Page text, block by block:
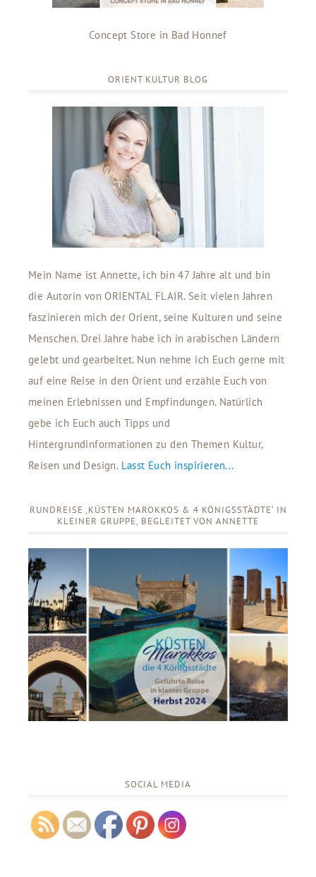
Concept Store in Bad Honnef
ORIENT KULTUR BLOG
Mein Name ist Annette, ich bin 47 Jahre alt und bin
die Autorin von ORIENTAL FLAIR. Seit vielen Jahren
faszinieren mich der Orient, seine Kulturen und seine
Menschen. Drei Jahre habe ich in arabischen Ländern
gelebt und gearbeitet. Nun nehme ich Euch gerne mit
auf eine Reise in den Orient und erzähle Euch von
meinen Erlebnissen und Empfindungen. Natürlich
gebe ich Euch auch Tipps und
Hintergrundinformationen zu den Themen Kultur,
Reisen und Design. Lasst Euch inspirieren...
RUNDREISE ‚KÜSTEN MAROKKOS & 4 KÖNIGSSTÄDTE‘ IN
KLEINER GRUPPE, BEGLEITET VON ANNETTE
SOCIAL MEDIA